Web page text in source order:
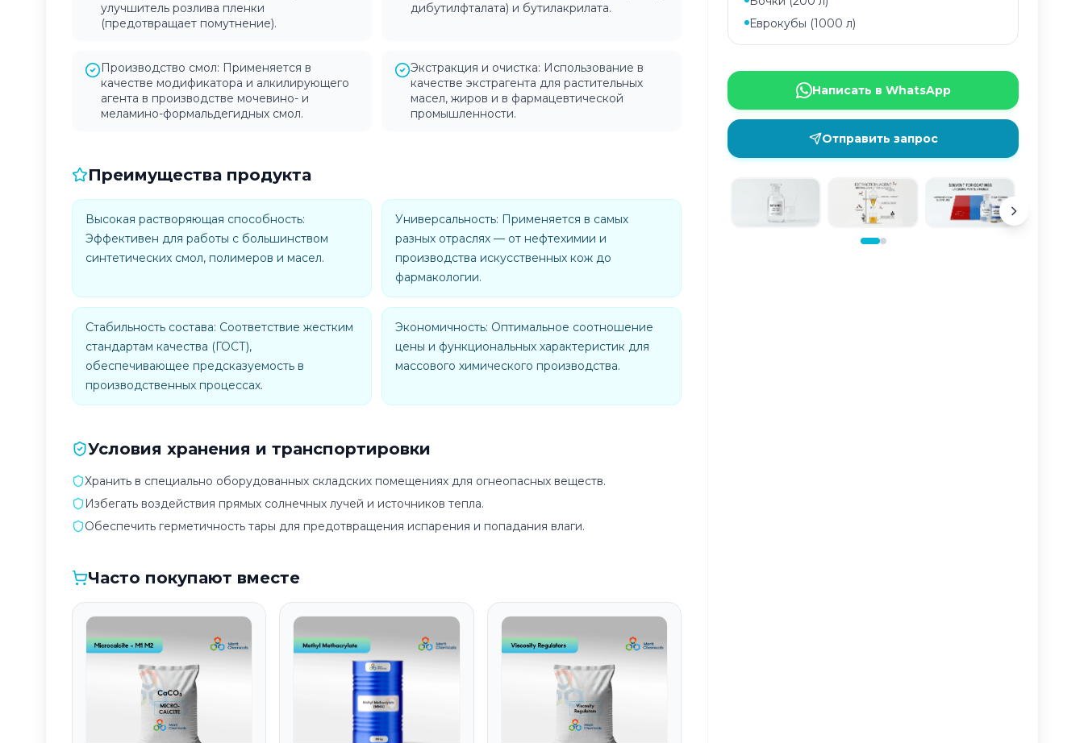
улучшитель розлива пленки
(предотвращает помутнение).
дибутилфталата) и бутилакрилата.
Производство смол: Применяется в
качестве модификатора и алкилирующего
агента в производстве мочевино- и
меламино-формальдегидных смол.
Экстракция и очистка: Использование в
качестве экстрагента для растительных
масел, жиров и в фармацевтической
промышленности.
Преимущества продукта
Высокая растворяющая способность:
Эффективен для работы с большинством
синтетических смол, полимеров и масел.
Универсальность: Применяется в самых
разных отраслях — от нефтехимии и
производства искусственных кож до
фармакологии.
Стабильность состава: Соответствие жестким
стандартам качества (ГОСТ),
обеспечивающее предсказуемость в
производственных процессах.
Экономичность: Оптимальное соотношение
цены и функциональных характеристик для
массового химического производства.
Условия хранения и транспортировки
Хранить в специально оборудованных складских помещениях для огнеопасных веществ.
Избегать воздействия прямых солнечных лучей и источников тепла.
Обеспечить герметичность тары для предотвращения испарения и попадания влаги.
Часто покупают вместе
Еврокубы (1000 л)
Написать в WhatsApp
Отправить запрос